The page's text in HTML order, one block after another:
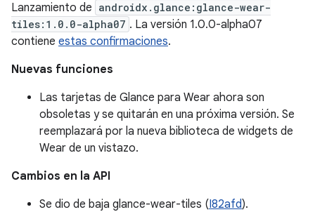
Lanzamiento de androidx.glance:glance-wear-
tiles:1.0.0-alpha07 . La versión 1.0.0-alpha07
contiene estas confirmaciones.
Nuevas funciones
Las tarjetas de Glance para Wear ahora son
obsoletas y se quitarán en una próxima versión. Se
reemplazará por la nueva biblioteca de widgets de
Wear de un vistazo.
Cambios en la API
Se dio de baja glance-wear-tiles (I82afd).